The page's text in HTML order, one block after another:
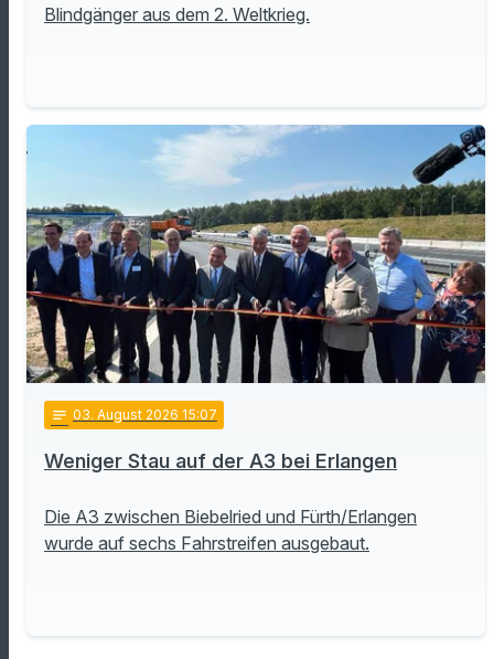
Blindgänger aus dem 2. Weltkrieg.
notes 03. August 2026 15:07
Weniger Stau auf der A3 bei Erlangen
Die A3 zwischen Biebelried und Fürth/Erlangen
wurde auf sechs Fahrstreifen ausgebaut.